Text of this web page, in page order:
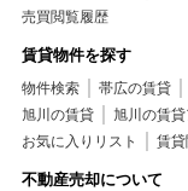
売買閲覧履歴
賃貸物件を探す
物件検索 帯広の賃貸
旭川の賃貸
旭川の賃貸
お気に入りリスト
賃
不動産売却について